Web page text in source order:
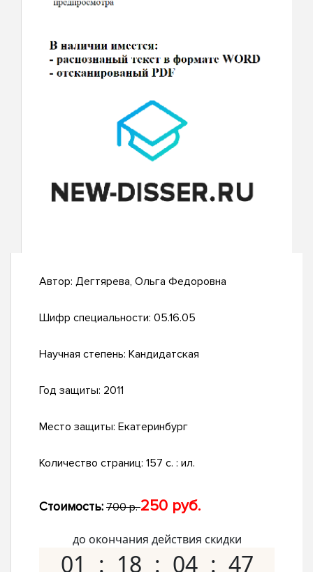
Автор: Дегтярева, Ольга Федоровна
Шифр специальности: 05.16.05
Научная степень: Кандидатская
Год защиты: 2011
Место защиты: Екатеринбург
Количество страниц: 157 с. : ил.
Стоимость: 700 р.250 руб.
до окончания действия скидки
01 18 04 46